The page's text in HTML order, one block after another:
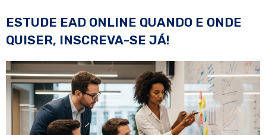
ESTUDE EAD ONLINE QUANDO E ONDE
QUISER, INSCREVA-SE JÁ!